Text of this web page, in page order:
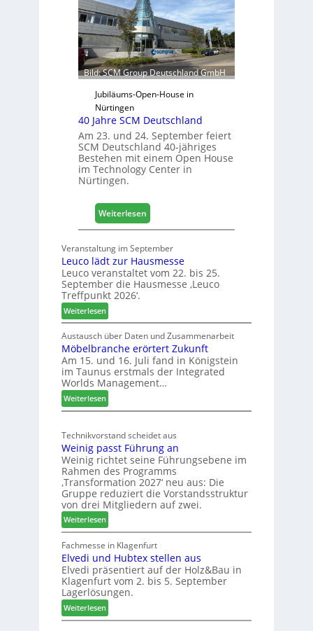
a
h
r
t
e
r
f
ü
r
D
c
+
H
o
2
0
8
Bild: SCM Group Deutschland GmbH
Jubiläums-Open-House in
Nürtingen
40 Jahre SCM Deutschland
Am 23. und 24. September feiert
SCM Deutschland 40-jähriges
Bestehen mit einem Open House
im Technology Center in
Nürtingen.
Weiterlesen:
4
J
a
h
C
M
D
e
u
s
h
l
a
n
d
Veranstaltung im September
Leuco lädt zur Hausmesse
Leuco veranstaltet vom 22. bis 25.
September die Hausmesse ‚Leuco
Treffpunkt 2026‘.
Weiterlesen:
L
e
u
c
o
l
ä
d
z
u
r
H
a
u
s
m
e
s
s
e
Austausch über Daten und Zusammenarbeit
Möbelbranche erörtert Zukunft
Am 15. und 16. Juli fand in Königstein
im Taunus erstmals der Integrated
Worlds Management…
Weiterlesen:
M
b
e
l
b
r
a
n
c
h
e
e
r
ö
r
t
e
Technikvorstand scheidet aus
Weinig passt Führung an
Weinig richtet seine Führungsebene im
Rahmen des Programms
‚Transformation 2027‘ neu aus: Die
Gruppe reduziert die Vorstandsstruktur
von drei Mitgliedern auf zwei.
Weiterlesen:
W
e
i
n
i
g
p
a
Fachmesse in Klagenfurt
Elvedi und Hubtex stellen aus
Elvedi präsentiert auf der Holz&Bau in
Klagenfurt vom 2. bis 5. September
Lagerlösungen.
Weiterlesen:
E